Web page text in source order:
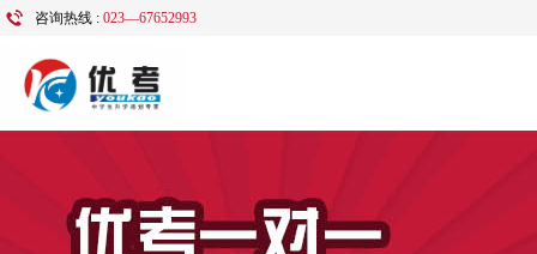
咨询热线 : 023—67652993